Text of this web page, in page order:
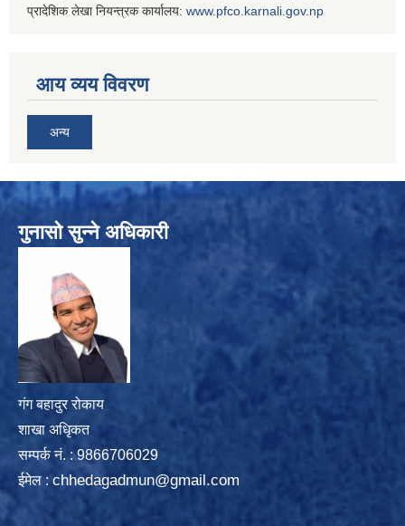
प्रादेशिक लेखा नियन्त्रक कार्यालय: www. pfco.karnali.gov.np
आय व्यय विवरण
अन्य
गुनासो सुन्ने अधिकारी
गंग बहादुर रोकाय
शाखा अधिृकत
सम्पर्क न‌ं. : 9866706029
ईमेल : chhedagadmun@gmail.com